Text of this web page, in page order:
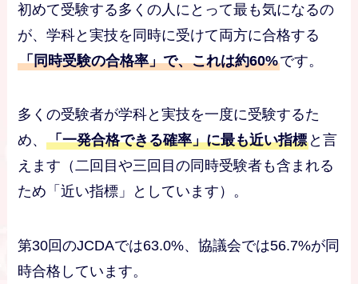
初めて受験する多くの人にとって最も気になるの
が、学科と実技を同時に受けて両方に合格する
「同時受験の合格率」で、これは約60%です。
多くの受験者が学科と実技を一度に受験するた
め、「一発合格できる確率」に最も近い指標 と言
えます（二回目や三回目の同時受験者も含まれる
ため「近い指標」としています）。
第30回のJCDAでは63.0%、協議会では56.7%が同
時合格しています。